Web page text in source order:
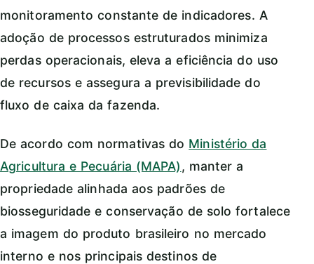
monitoramento constante de indicadores. A
adoção de processos estruturados minimiza
perdas operacionais, eleva a eficiência do uso
de recursos e assegura a previsibilidade do
fluxo de caixa da fazenda.
De acordo com normativas do Ministério da
Agricultura e Pecuária (MAPA), manter a
propriedade alinhada aos padrões de
biosseguridade e conservação de solo fortalece
a imagem do produto brasileiro no mercado
interno e nos principais destinos de